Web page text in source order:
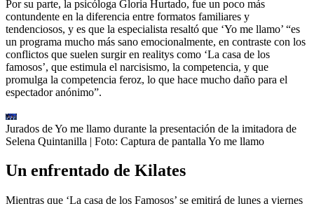
Por su parte, la psicóloga Gloria Hurtado, fue un poco más
contundente en la diferencia entre formatos familiares y
tendenciosos, y es que la especialista resaltó que ‘Yo me llamo’ “es
un programa mucho más sano emocionalmente, en contraste con los
conflictos que suelen surgir en realitys como ‘La casa de los
famosos’, que estimula el narcisismo, la competencia, y que
promulga la competencia feroz, lo que hace mucho daño para el
espectador anónimo”.
Jurados de Yo me llamo durante la presentación de la imitadora de
Selena Quintanilla | Foto: Captura de pantalla Yo me llamo
Un enfrentado de Kilates
Mientras que ‘La casa de los Famosos’ se emitirá de lunes a viernes